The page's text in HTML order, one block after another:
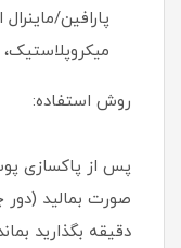
پارافین/
میکروپلاستیک، pH نزدیک به پوست، فاقد گلوتن.
روش استفاده:
پس از پاکسازی
دقیقه بگذارید